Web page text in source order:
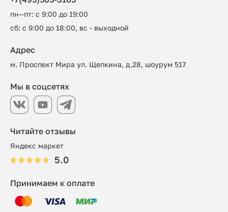
пн—пт: с 9:00 до 19:00
сб: с 9:00 до 18:00, вс - выходной
Читайте отзывы
Яндекс маркет
5.0
Адрес
м. Проспект Мира ул. Щепкина, д.28, шоурум 517
Принимаем к оплате
Мы в соцсетях